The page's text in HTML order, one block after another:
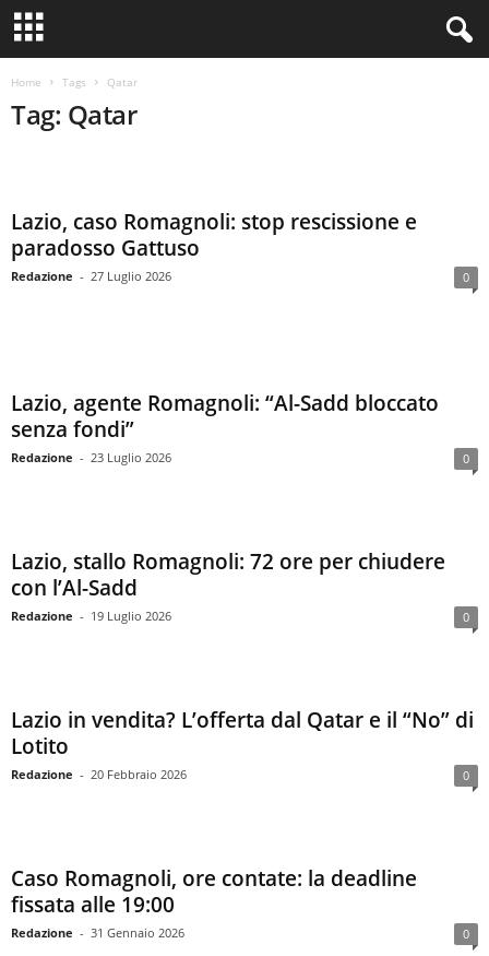
Home Tags Qatar
Tag: Qatar
Lazio, caso Romagnoli: stop rescissione e
paradosso Gattuso
Redazione - 27 Luglio 2026 0
Lazio, agente Romagnoli: “Al-Sadd bloccato
senza fondi”
Redazione - 23 Luglio 2026 0
Lazio, stallo Romagnoli: 72 ore per chiudere
con l’Al-Sadd
Redazione - 19 Luglio 2026 0
Lazio in vendita? L’offerta dal Qatar e il “No” di
Lotito
Redazione - 20 Febbraio 2026 0
Caso Romagnoli, ore contate: la deadline
fissata alle 19:00
Redazione - 31 Gennaio 2026 0